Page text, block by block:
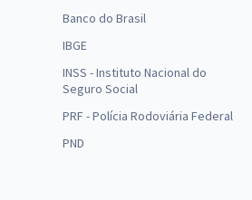
- Jornalista
30,65
R$ 91,96 (-20%)
Comprar
Banco do Brasil
IBGE
INSS - Instituto Nacional do
Seguro Social
PRF - Polícia Rodoviária Federal
PND